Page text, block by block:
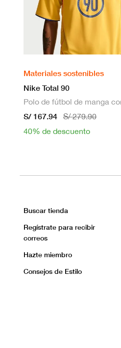
Materiales sostenibles
Nike Total 90
S/ 167.94
S/ 279.90
40% de descuento
Buscar tienda
Regístrate para recibir
correos
Hazte miembro
Consejos de Estilo